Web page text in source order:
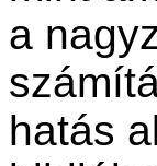
a
hatás